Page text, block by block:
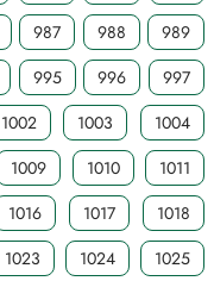
987 988
989
995 996
997
1002 1003
1004
1009 1010
1011
1016 1017
1018
1023 1024
1025